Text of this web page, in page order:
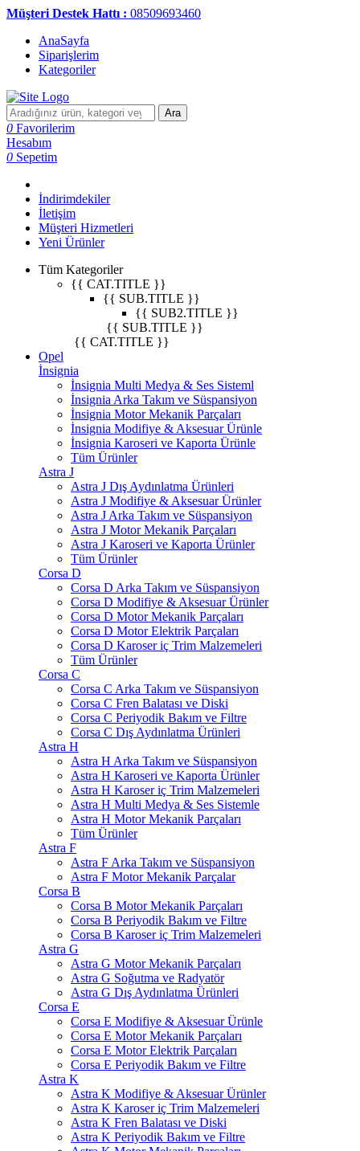
Müşteri Destek Hattı : 08509693460
AnaSayfa
Siparişlerim
Kategoriler
Ara
0 Favorilerim
Hesabım
0 Sepetim
İndirimdekiler
İletişim
Müşteri Hizmetleri
Yeni Ürünler
Tüm Kategoriler
{{ CAT.TITLE }}
{{ SUB.TITLE }}
{{ SUB2.TITLE }}
{{ SUB.TITLE }}
{{ CAT.TITLE }}
Opel
İnsignia
İnsignia Multi Medya & Ses Sisteml
İnsignia Arka Takım ve Süspansiyon
İnsignia Motor Mekanik Parçaları
İnsignia Modifiye & Aksesuar Ürünle
İnsignia Karoseri ve Kaporta Ürünle
Tüm Ürünler
Astra J
Astra J Dış Aydınlatma Ürünleri
Astra J Modifiye & Aksesuar Ürünler
Astra J Arka Takım ve Süspansiyon
Astra J Motor Mekanik Parçaları
Astra J Karoseri ve Kaporta Ürünler
Tüm Ürünler
Corsa D
Corsa D Arka Takım ve Süspansiyon
Corsa D Modifiye & Aksesuar Ürünler
Corsa D Motor Mekanik Parçaları
Corsa D Motor Elektrik Parçaları
Corsa D Karoser iç Trim Malzemeleri
Tüm Ürünler
Corsa C
Corsa C Arka Takım ve Süspansiyon
Corsa C Fren Balatası ve Diski
Corsa C Periyodik Bakım ve Filtre
Corsa C Dış Aydınlatma Ürünleri
Astra H
Astra H Arka Takım ve Süspansiyon
Astra H Karoseri ve Kaporta Ürünler
Astra H Karoser iç Trim Malzemeleri
Astra H Multi Medya & Ses Sistemle
Astra H Motor Mekanik Parçaları
Tüm Ürünler
Astra F
Astra F Arka Takım ve Süspansiyon
Astra F Motor Mekanik Parçalar
Corsa B
Corsa B Motor Mekanik Parçaları
Corsa B Periyodik Bakım ve Filtre
Corsa B Karoser iç Trim Malzemeleri
Astra G
Astra G Motor Mekanik Parçaları
Astra G Soğutma ve Radyatör
Astra G Dış Aydınlatma Ürünleri
Corsa E
Corsa E Modifiye & Aksesuar Ürünle
Corsa E Motor Mekanik Parçaları
Corsa E Motor Elektrik Parçaları
Corsa E Periyodik Bakım ve Filtre
Astra K
Astra K Modifiye & Aksesuar Ürünler
Astra K Karoser iç Trim Malzemeleri
Astra K Fren Balatası ve Diski
Astra K Periyodik Bakım ve Filtre